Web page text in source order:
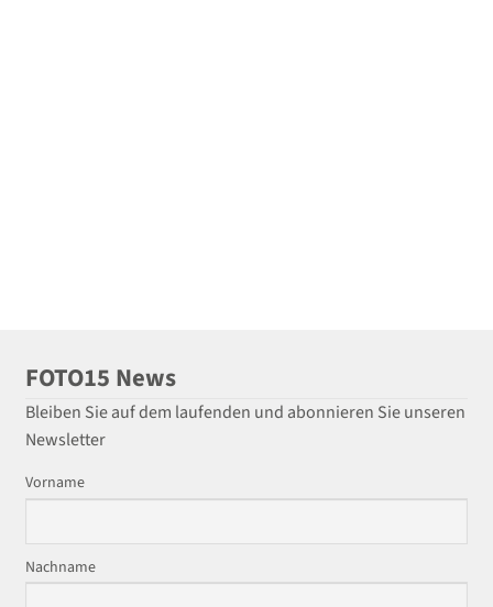
FOTO15 News
Bleiben Sie auf dem laufenden und abonnieren Sie unseren
Newsletter
Vorname
Nachname